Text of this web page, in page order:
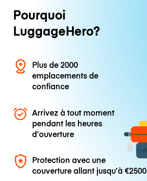
Pourquoi
LuggageHero?
Plus de 2000
emplacements de
confiance
Arrivez à tout moment
pendant les heures
d’ouverture
Protection avec une
couverture allant jusqu’à€2500